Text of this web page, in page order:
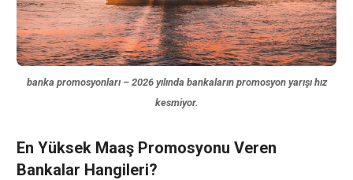
banka promosyonları – 2026 yılında bankaların promosyon yarışı hız
kesmiyor.
En Yüksek Maaş Promosyonu Veren
Bankalar Hangileri?